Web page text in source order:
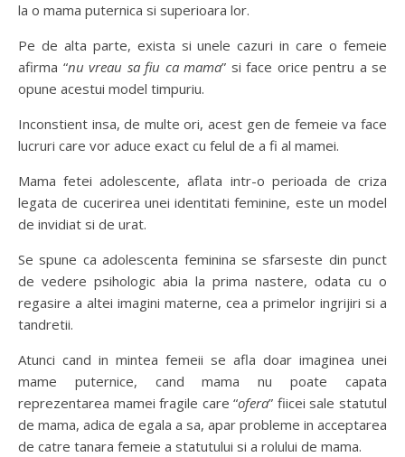
la o mama puternica si superioara lor.
Pe de alta parte, exista si unele cazuri in care o femeie
afirma “nu vreau sa fiu ca mama” si face orice pentru a se
opune acestui model timpuriu.
Inconstient insa, de multe ori, acest gen de femeie va face
lucruri care vor aduce exact cu felul de a fi al mamei.
Mama fetei adolescente, aflata intr-o perioada de criza
legata de cucerirea unei identitati feminine, este un model
de invidiat si de urat.
Se spune ca adolescenta feminina se sfarseste din punct
de vedere psihologic abia la prima nastere, odata cu o
regasire a altei imagini materne, cea a primelor ingrijiri si a
tandretii.
Atunci cand in mintea femeii se afla doar imaginea unei
mame puternice, cand mama nu poate capata
reprezentarea mamei fragile care “ofera” fiicei sale statutul
de mama, adica de egala a sa, apar probleme in acceptarea
de catre tanara femeie a statutului si a rolului de mama.